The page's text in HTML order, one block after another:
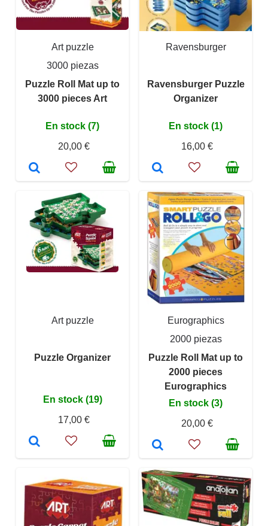
Art puzzle
3000 piezas
Puzzle Roll Mat up to
3000 pieces Art
En stock (7)
20,00 €
Ravensburger
Ravensburger Puzzle
Organizer
En stock (1)
16,00 €
Art puzzle
Puzzle Organizer
En stock (19)
17,00 €
Eurographics
2000 piezas
Puzzle Roll Mat up to
2000 pieces
Eurographics
En stock (3)
20,00 €